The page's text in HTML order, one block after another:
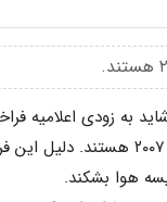
هوا بشکند.